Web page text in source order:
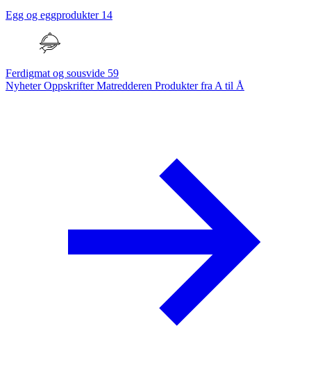
Egg og eggprodukter 14
Ferdigmat og sousvide 59
NyheterOppskrifterMatredderen Produkter fra A til Å